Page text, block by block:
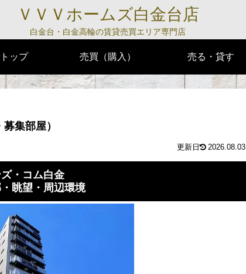
ＶＶＶホームズ白金台店
白金台・白金高輪の賃貸売買エリア専門店
ップ 売買（購入） 売る・貸す
集部屋）
2026.08.03
・コム白金
眺望・周辺環境